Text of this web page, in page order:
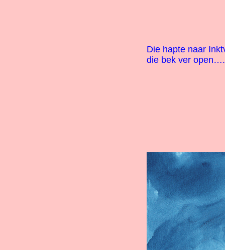
Die hapte naar
die bek ver